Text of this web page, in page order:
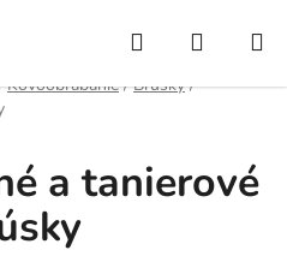
Hľadať
KOŠÍK
Kovoobrábanie / Brúsky /
a tanierové